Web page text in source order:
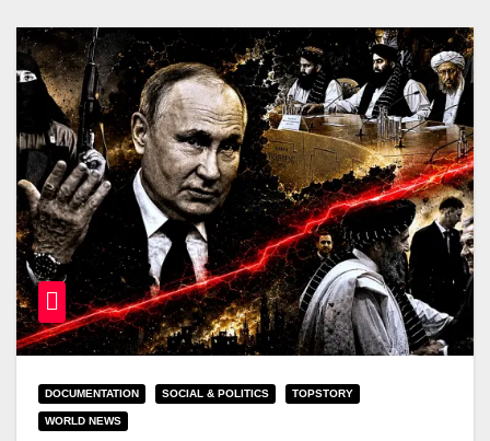
DOCUMENTATION SOCIAL & POLITICS TOPSTORY
WORLD NEWS